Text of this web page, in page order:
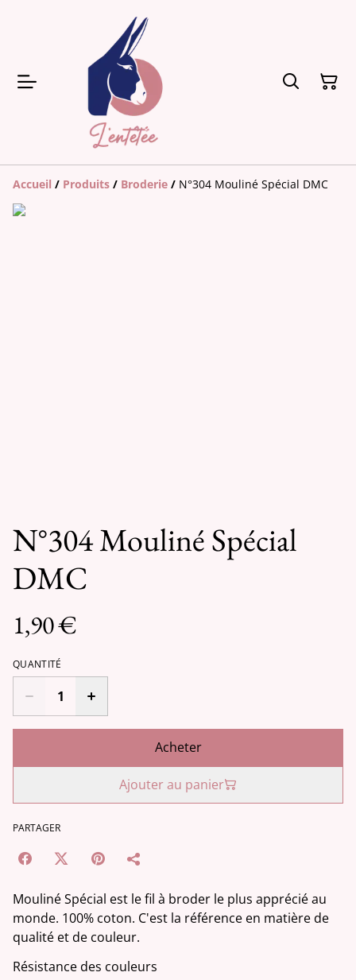
Accueil / Produits / Broderie / N°304 Mouliné Spécial DMC
N°304 Mouliné Spécial
DMC
1,90 €
QUANTITÉ
Acheter
Ajouter au panier
PARTAGER
Mouliné Spécial est le fil à broder le plus apprécié au
monde. 100% coton. C'est la référence en matière de
qualité et de couleur.
Résistance des couleurs